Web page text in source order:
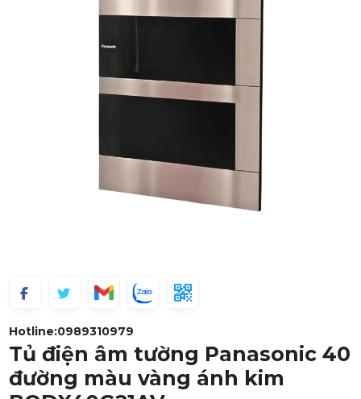
Hotline:0989310979
Tủ điện âm tường Panasonic 40
đường màu vàng ánh kim